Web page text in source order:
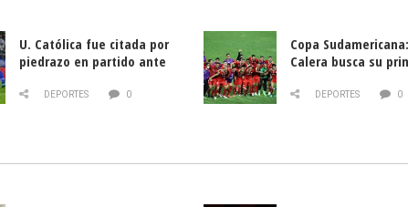
U. Católica fue citada por
piedrazo en partido ante
DEPORTES 0
Copa
Calera busca su
DEPORTES 0